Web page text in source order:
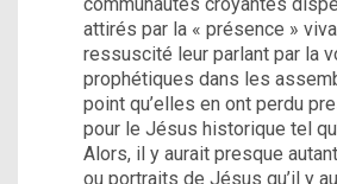
attirés par la « présence »
ressuscité leur parlant par la
prophétiques dans les
point qu’elles en ont perdu
pour le Jésus historique tel
Alors, il y aurait presque
ou portraits de Jésus qu’il y